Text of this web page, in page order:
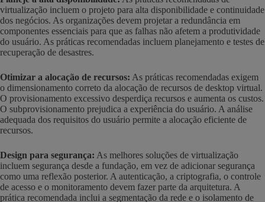
virtualização incluem o projeto para alta disponibilidade e continuidade
dos negócios. As organizações devem projetar a redundância em
componentes essenciais para que as falhas não afetem a produtividade
do usuário. As práticas recomendadas incluem planejamento e testes de
recuperação de desastres.
Otimizar a alocação de recursos: As práticas recomendadas exigem
o dimensionamento correto da alocação de recursos de desktop virtual.
O provisionamento excessivo desperdiça recursos e aumenta os custos.
O subprovisionamento prejudica a experiência do usuário. A análise
adequada dos requisitos do usuário permite a alocação eficiente de
recursos.
Design para segurança: As melhores soluções de virtualização
incluem segurança desde a fundação, em vez de adicionar segurança
como uma reflexão posterior. A autenticação, a criptografia, o controle
de acesso e o monitoramento devem fazer parte da arquitetura. A
prática recomendada inclui a segmentação da rede e o isolamento de